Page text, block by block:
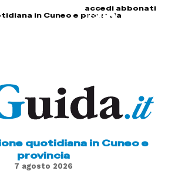
accedi abbonati
in Cuneo e provincia
quotidiana in Cuneo e
provincia
7 agosto 2026